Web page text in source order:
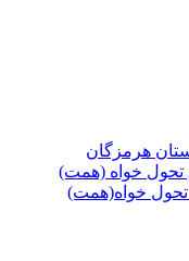
هرمزگان
تحول خواه (همت)
خواه(همت)